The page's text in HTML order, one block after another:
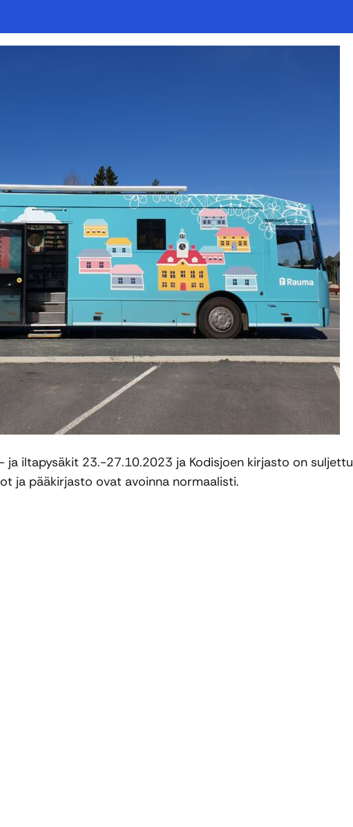
ja iltapysäkit 23.-27.10.2023 ja Kodisjoen kirjasto on suljettu
ja pääkirjasto ovat avoinna normaalisti.